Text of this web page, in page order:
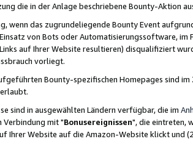
die in der Anlage beschriebene Bounty-Aktion
wenn das zugrundeliegende Bounty Event
von Bots oder Automatisierungssoftware,
auf Ihrer Website resultieren) disqualifiziert
vorliegt.
Bounty-spezifischen Homepages sind
erlaubt.
sind in ausgewählten Ländern verfügbar, die im
Verbindung mit "Bonusereignissen", die eintreten,
Ihrer Website auf die Amazon-Website klickt und